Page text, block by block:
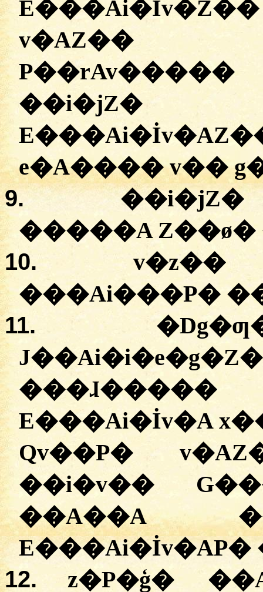
v�AZ��
��i�jZ�
e�A���� v��
9.
��i�jZ�
�����A Z��ø�
10.
���Ai���P�
11.
�
���ɺ�����
E���Ai�İv�A
Qv��P�
��i�v��
��A��A
E���Ai�İv�AP�
12.
z�P�ģ�